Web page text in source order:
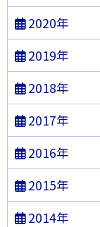
2020年
2019年
2018年
2017年
2016年
2015年
2014年